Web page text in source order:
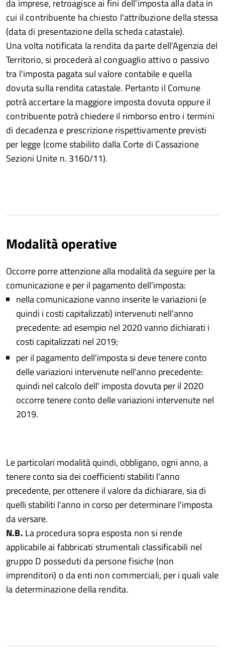
da imprese, retroagisce ai fini dell'imposta alla data in
cui il contribuente ha chiesto l'attribuzione della stessa
(data di presentazione della scheda catastale).
Una volta notificata la rendita da parte dell'Agenzia del
Territorio, si procederà al conguaglio attivo o passivo
tra l'imposta pagata sul valore contabile e quella
dovuta sulla rendita catastale. Pertanto il Comune
potrà accertare la maggiore imposta dovuta oppure il
contribuente potrà chiedere il rimborso entro i termini
di decadenza e prescrizione rispettivamente previsti
per legge (come stabilito dalla Corte di Cassazione
Sezioni Unite n. 3160/11).
Modalità operative
Occorre porre attenzione alla modalità da seguire per la
comunicazione e per il pagamento dell'imposta:
nella comunicazione vanno inserite le variazioni (e
quindi i costi capitalizzati) intervenuti nell'anno
precedente: ad esempio nel 2020 vanno dichiarati i
costi capitalizzati nel 2019;
per il pagamento dell'imposta si deve tenere conto
delle variazioni intervenute nell'anno precedente:
quindi nel calcolo dell' imposta dovuta per il 2020
occorre tenere conto delle variazioni intervenute nel
2019.
Le particolari modalità quindi, obbligano, ogni anno, a
tenere conto sia dei coefficienti stabiliti l'anno
precedente, per ottenere il valore da dichiarare, sia di
quelli stabiliti l'anno in corso per determinare l'imposta
da versare.
N.B. La procedura sopra esposta non si rende
applicabile ai fabbricati strumentali classificabili nel
gruppo D posseduti da persone fisiche (non
imprenditori) o da enti non commerciali, per i quali vale
la determinazione della rendita.